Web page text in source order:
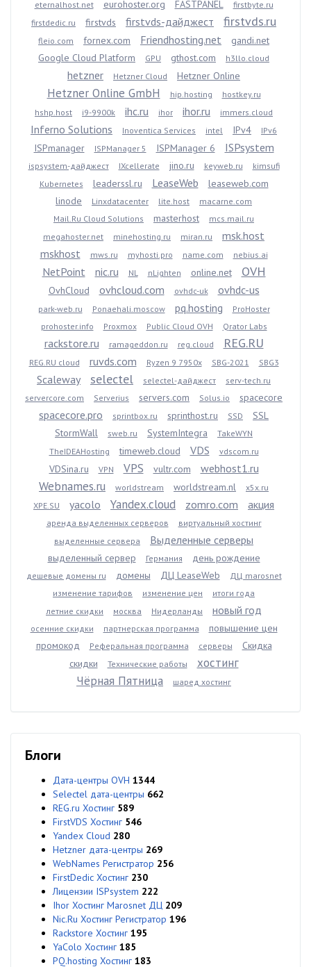
eternalhost.net eurohoster.org FASTPANEL
firstbyte.ru
firstdedic.ru
firstvds firstvds-дайджест firstvds.ru
fleio.com fornex.com Friendhosting.net
gandi.net
Google Cloud Platform
GPU gthost.com h3llo.cloud
hetzner Hetzner Cloud Hetzner Online
Hetzner Online GmbH hip.hosting
hostkey.ru
hshp.host
i9-9900k ihc.ru ihor ihor.ru immers.cloud
Inferno Solutions Inoventica Services intel IPv4 IPv6
ISPmanager ISPManager 5 ISPManager 6 ISPsystem
ispsystem-дайджест IXcellerate jino.ru keyweb.ru
kimsufi
Kubernetes
leaderssl.ru LeaseWeb
leaseweb.com
linode
Linxdatacenter lite.host
macarne.com
Mail.Ru Cloud Solutions
masterhost
mcs.mail.ru
megahoster.net
minehosting.ru miran.ru
msk.host
mskhost
mws.ru myhosti.pro name.com nebius.ai
NetPoint nic.ru NL nLighten online.net OVH
OvhCloud ovhcloud.com ovhdc-uk ovhdc-us
park-web.ru Ponaehali.moscow pq.hosting
ProHoster
prohoster.info
Proxmox Public Cloud OVH Qrator Labs
rackstore.ru ramageddon.ru reg.cloud REG.RU
REG.RU cloud ruvds.com Ryzen 9 7950x SBG-2021 SBG3
Scaleway selectel selectel-дайджест
serv-tech.ru
servercore.com
Serverius servers.com Solus.io spacecore
spacecore.pro sprintbox.ru sprinthost.ru SSD
SSL
StormWall
sweb.ru SystemIntegra
TakeWYN
TheIDEAHosting
timeweb.cloud VDS vdscom.ru
VDSina.ru VPN VPS vultr.com webhost1.ru
Webnames.ru worldstream worldstream.nl
x5x.ru
XPE.SU
yacolo Yandex.cloud zomro.com акция
аренда выделенных серверов
виртуальный хостинг
выделенные сервера
Выделенные серверы
выделенный сервер Германия день рождение
дешевые домены ru домены ДЦ LeaseWeb
ДЦ marosnet
изменение тарифов
изменение цен
итоги года
летние скидки
москва Нидерланды новый год
осенние скидки партнерская программа
повышение цен
промокод
Реферальная программа серверы
Скидка
скидки
Технические работы
хостинг
Чёрная Пятница
шаред хостинг
Блоги
Дата-центры OVH 1344
Selectel дата-центры 662
REG.ru Хостинг 589
FirstVDS Хостинг 546
Yandex Cloud 280
Hetzner дата-центры 269
WebNames Регистратор 256
FirstDedic Хостинг 230
Лицензии ISPsystem 222
Ihor Хостинг Marosnet ДЦ 209
Nic.Ru Хостинг Регистратор 196
Rackstore Хостинг 195
YaColo Хостинг 185
PQ.hosting Хостинг 183